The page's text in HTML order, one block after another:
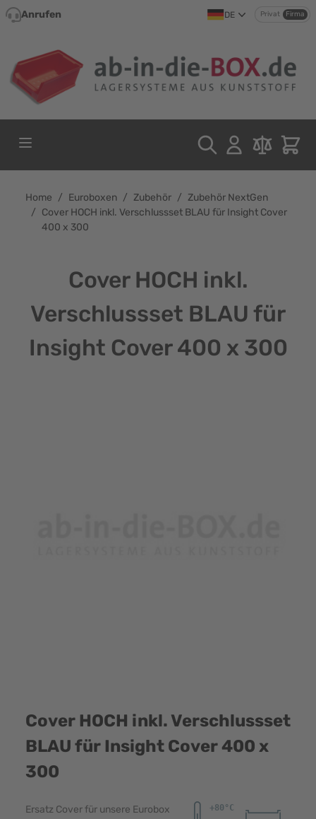
Direkt zum Inhalt
Anrufen DE Privat Firma
Home / Euroboxen / Zubehör / Zubehör NextGen
/ Cover HOCH inkl. Verschlussset BLAU für Insight Cover
400 x 300
Cover HOCH inkl.
Verschlussset BLAU für
Insight Cover 400 x 300
Cover HOCH inkl. Verschlussset
BLAU für Insight Cover 400 x
300
Ersatz Cover für unsere Eurobox